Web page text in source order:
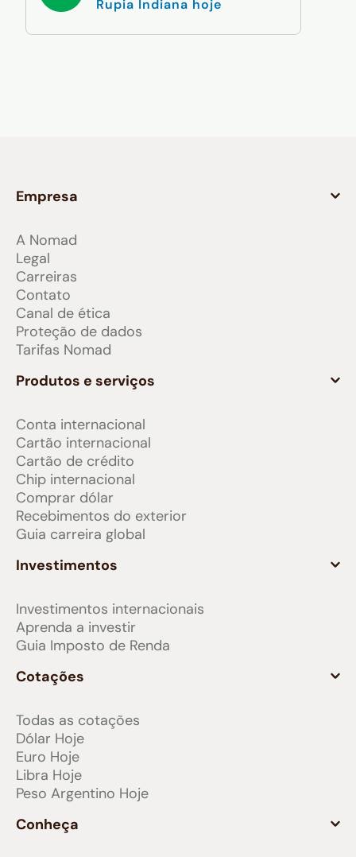
Rupia Indiana hoje
Empresa
A Nomad
Legal
Carreiras
Contato
Canal de ética
Proteção de dados
Tarifas Nomad
Produtos e serviços
Conta internacional
Cartão internacional
Cartão de crédito
Chip internacional
Comprar dólar
Recebimentos do exterior
Guia carreira global
Investimentos
Investimentos internacionais
Aprenda a investir
Guia Imposto de Renda
Cotações
Todas as cotações
Dólar Hoje
Euro Hoje
Libra Hoje
Peso Argentino Hoje
Conheça